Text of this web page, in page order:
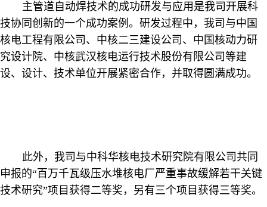
主管道自动焊技术的成功研发与应用是我司开展科
技协同创新的一个成功案例。研发过程中，我司与中国
核电工程有限公司、中核二三建设公司、中国核动力研
究设计院、中核武汉核电运行技术股份有限公司等建
设、设计、技术单位开展紧密合作，并取得圆满成功。
此外，我司与中科华核电技术研究院有限公司共同
申报的“百万千瓦级压水堆核电厂严重事故缓解若干关键
技术研究”项目获得二等奖，另有三个项目获得三等奖。